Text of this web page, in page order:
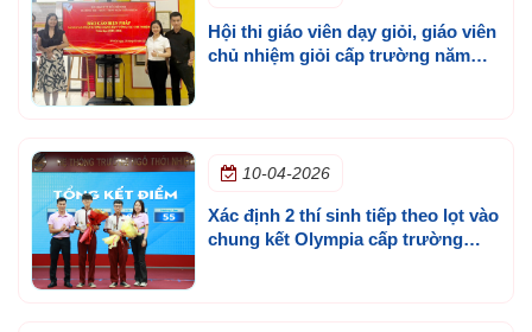
Hội thi giáo viên dạy giỏi, giáo viên
chủ nhiệm giỏi cấp trường năm
10-04-2026
Xác định 2 thí sinh tiếp theo lọt vào
chung kết Olympia cấp trường